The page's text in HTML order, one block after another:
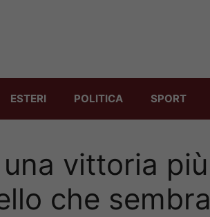
ESTERI POLITICA SPORT
vittoria più
che sembra